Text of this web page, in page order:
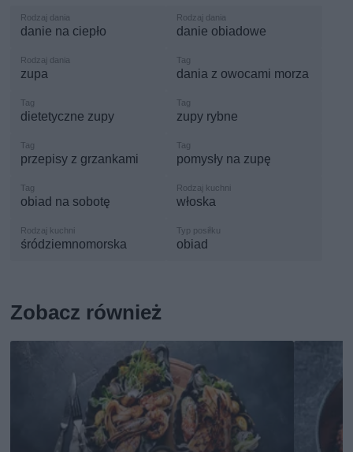
danie na ciepło danie obiadowe
zupa dania z owocami morza
dietetyczne zupy zupy rybne
przepisy z grzankami pomysły na zupę
obiad na sobotę włoska
śródziemnomorska obiad
Zobacz również